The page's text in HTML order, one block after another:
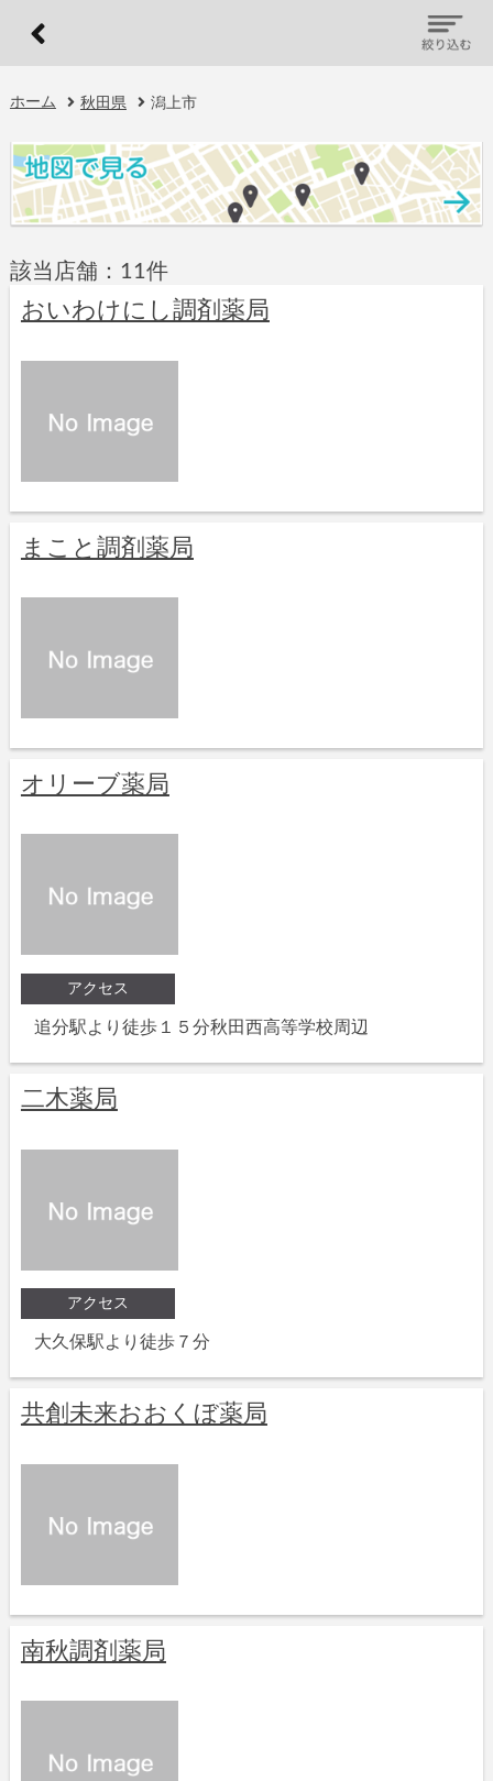
ホーム 秋田県 潟上市
該当店舗：11件
おいわけにし調剤薬局
まこと調剤薬局
オリーブ薬局
アクセス
追分駅より徒歩１５分秋田西高等学校周辺
二木薬局
アクセス
大久保駅より徒歩７分
共創未来おおくぼ薬局
南秋調剤薬局